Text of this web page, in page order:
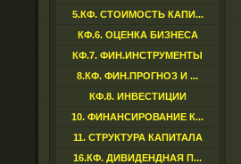
5.КФ. СТОИМОСТЬ КАПИ...
КФ.6. ОЦЕНКА БИЗНЕСА
КФ.7. ФИН.ИНСТРУМЕНТЫ
8.КФ. ФИН.ПРОГНОЗ И ...
КФ.8. ИНВЕСТИЦИИ
10. ФИНАНСИРОВАНИЕ К...
11. СТРУКТУРА КАПИТАЛА
16.КФ. ДИВИДЕНДНАЯ П...